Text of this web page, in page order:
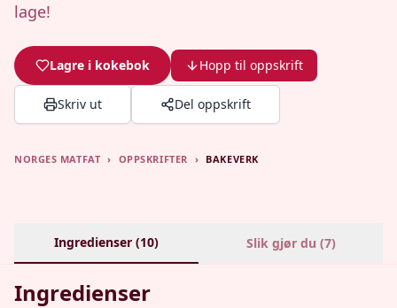
lage!
Lagre i kokebok Hopp til oppskrift
Skriv ut Del oppskrift
NORGES MATFAT › OPPSKRIFTER › BAKEVERK
Ingredienser (10) Slik gjør du (7)
Ingredienser